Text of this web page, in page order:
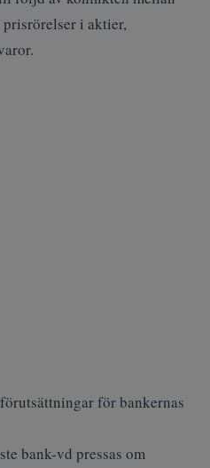
i aktier,
för bankernas
bank-vd pressas om